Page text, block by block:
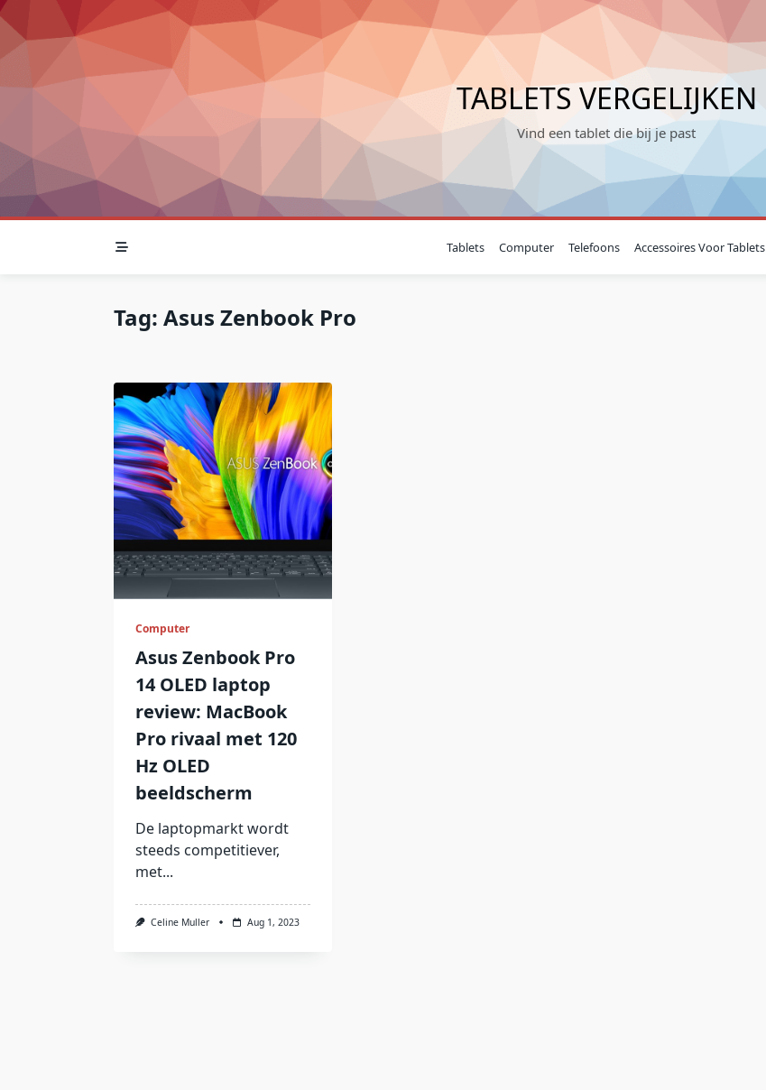
Skip
to
content
TABLETS VERGELIJKEN
Vind een tablet die bij je past
Tablets Computer Telefoons Accessoires Voor Tablets
Tag: Asus Zenbook Pro
Computer
Asus Zenbook Pro
14 OLED laptop
review: MacBook
Pro rivaal met 120
Hz OLED
beeldscherm
De laptopmarkt wordt
steeds competitiever,
met...
Celine Muller Aug 1, 2023